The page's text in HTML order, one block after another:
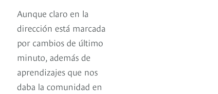
Aunque claro en la
dirección está marcada
por cambios de último
minuto, además de
aprendizajes que nos
daba la comunidad en